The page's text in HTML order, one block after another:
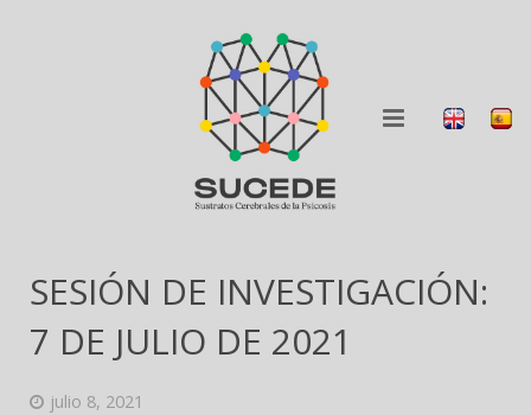
SESIÓN DE INVESTIGACIÓN:
7 DE JULIO DE 2021
julio 8, 2021